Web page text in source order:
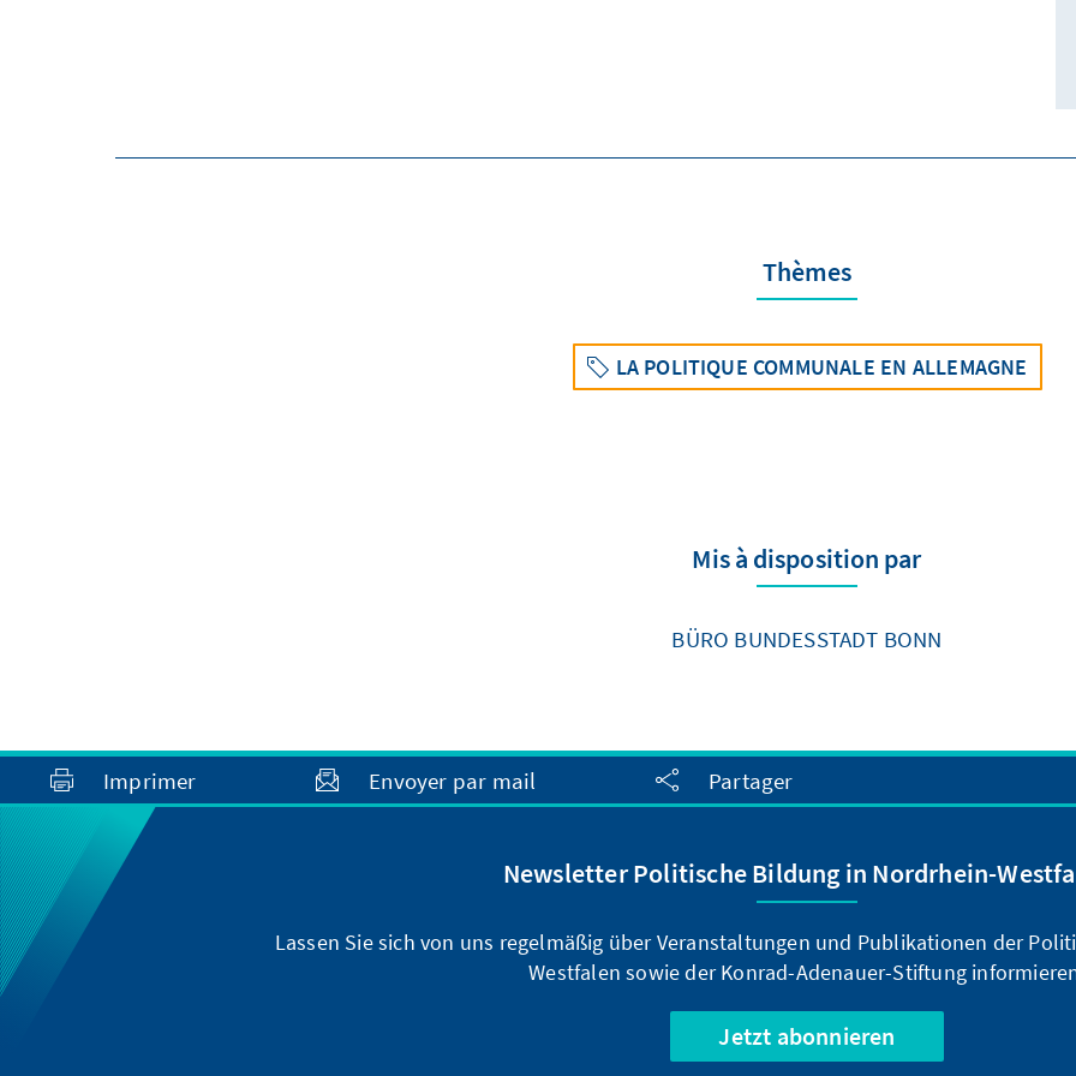
Thèmes
LA POLITIQUE COMMUNALE EN ALLEMAGNE
Mis à disposition par
BÜRO BUNDESSTADT BONN
Imprimer Envoyer par mail Partager
Newsletter Politische Bildung in Nordrhein-
Lassen Sie sich von uns regelmäßig über Veranstaltungen und Publikationen der
Westfalen sowie der Konrad-Adenauer-Stiftung
Jetzt abonnieren